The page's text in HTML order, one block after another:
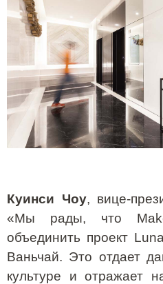
Куинси Чоу, вице-
«Мы рады, что
объединить проект Luna
Ваньчай. Это отдает
культуре и отражает